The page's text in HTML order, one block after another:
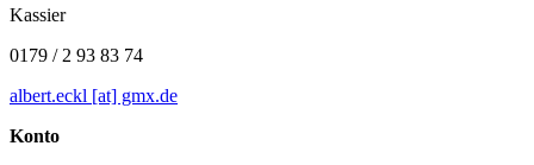
Kassier
0179 / 2 93 83 74
albert.eckl [at] gmx.de
Konto